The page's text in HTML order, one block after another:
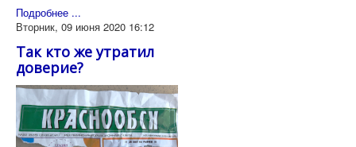
Подробнее ...
Вторник, 09 июня 2020 16:12
Так кто же утратил
доверие?